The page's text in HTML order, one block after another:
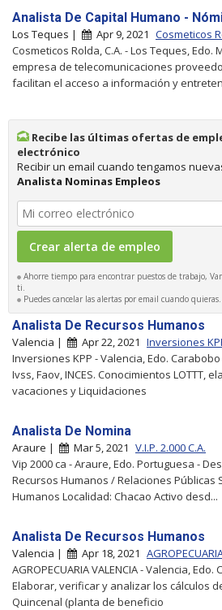
Analista De Capital Humano -
Los Teques | Apr 9, 2021 Cosmeticos
Cosmeticos Rolda, C.A. - Los Teques, Edo.
empresa de telecomunicaciones
facilitan el acceso a información y
Recibe las últimas ofertas de
electrónico
Recibir un email cuando tengamos
Analista Nominas Empleos
Ahorre tiempo para encontrar puestos de trabajo,
ti.
Puedes cancelar las alertas por email cuando quieras.
Analista De Recursos Humanos
Valencia | Apr 22, 2021 Inversiones
Inversiones KPP - Valencia, Edo.
Ivss, Faov, INCES. Conocimientos LOTTT,
vacaciones y Liquidaciones
Analista De Nomina
Araure | Mar 5, 2021 V.I.P. 2.000 C.A.
Vip 2000 ca - Araure, Edo. Portuguesa -
Recursos Humanos / Relaciones Públicas
Humanos Localidad: Chacao Activo desd...
Analista De Recursos Humanos
Valencia | Apr 18, 2021
AGROPECUARIA VALENCIA - Valencia,
Elaborar, verificar y analizar los cálculos
Quincenal (planta de beneficio